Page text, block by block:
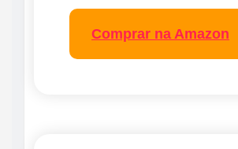
Comprar na Amazon